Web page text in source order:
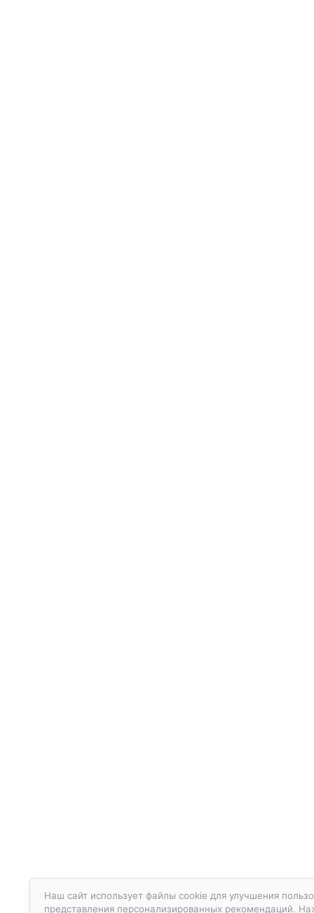
Наш сайт использует файлы cookie для улучшения
представления персонализированных рекомендаций.